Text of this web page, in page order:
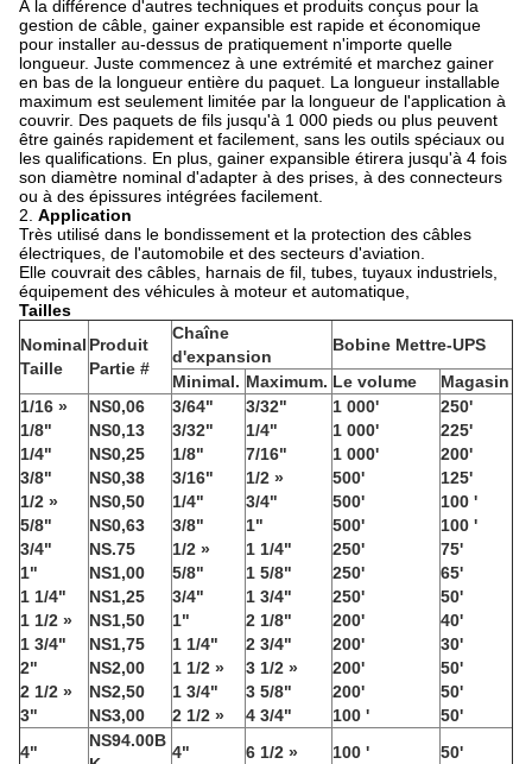
À la différence d'autres techniques et produits conçus pour la
gestion de câble, gainer expansible est rapide et économique
pour installer au-dessus de pratiquement n'importe quelle
longueur. Juste commencez à une extrémité et marchez gainer
en bas de la longueur entière du paquet. La longueur installable
maximum est seulement limitée par la longueur de l'application à
couvrir. Des paquets de fils jusqu'à 1 000 pieds ou plus peuvent
être gainés rapidement et facilement, sans les outils spéciaux ou
les qualifications. En plus, gainer expansible étirera jusqu'à 4 fois
son diamètre nominal d'adapter à des prises, à des connecteurs
ou à des épissures intégrées facilement.
2. Application
Très utilisé dans le bondissement et la protection des câbles
électriques, de l'automobile et des secteurs d'aviation.
Elle couvrait des câbles, harnais de fil, tubes, tuyaux industriels,
équipement des véhicules à moteur et automatique,
Tailles
Nominal
Taille
Produit
Partie #
Chaîne
d'expansion
Bobine Mettre-UPS
Minimal. Maximum. Le volume
Magasin
1/16 »
1/8"
1/4"
3/8"
1/2 »
5/8"
3/4"
1"
1 1/4"
1 1/2 »
1 3/4"
2"
2 1/2 »
3"
NS0,06
NS0,13
NS0,25
NS0,38
NS0,50
NS0,63
NS.75
NS1,00
NS1,25
NS1,50
NS1,75
NS2,00
NS2,50
NS3,00
3/64"
3/32"
1/8"
3/16"
1/4"
3/8"
1/2 »
5/8"
3/4"
1"
1 1/4"
1 1/2 »
1 3/4"
2 1/2 »
3/32"
1/4"
7/16"
1/2 »
3/4"
1"
1 1/4"
1 5/8"
1 3/4"
2 1/8"
2 3/4"
3 1/2 »
3 5/8"
4 3/4"
1 000'
1 000'
1 000'
500'
500'
500'
250'
250'
250'
200'
200'
200'
200'
100 '
250'
225'
200'
125'
100 '
100 '
75'
65'
50'
40'
30'
50'
50'
50'
4"
NS94.00B
4" 6 1/2 » 100 ' 50'